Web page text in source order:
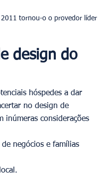
design do
hóspedes a dar
no design de
inúmeras considerações
negócios e famílias